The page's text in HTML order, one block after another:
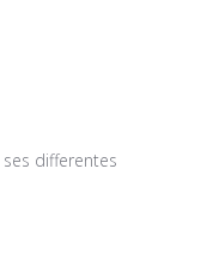
differentes